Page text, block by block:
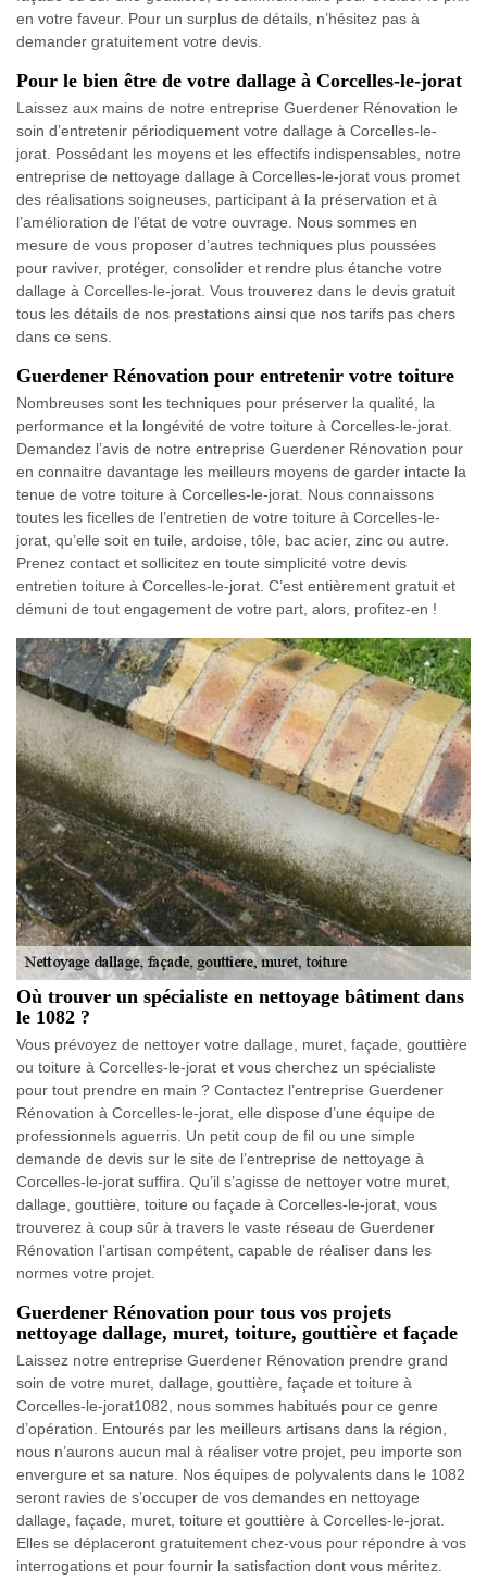
en votre faveur. Pour un surplus de détails, n’hésitez pas à
demander gratuitement votre devis.
Pour le bien être de votre dallage à Corcelles-le-jorat
Laissez aux mains de notre entreprise Guerdener Rénovation le
soin d’entretenir périodiquement votre dallage à Corcelles-le-
jorat. Possédant les moyens et les effectifs indispensables, notre
entreprise de nettoyage dallage à Corcelles-le-jorat vous promet
des réalisations soigneuses, participant à la préservation et à
l’amélioration de l’état de votre ouvrage. Nous sommes en
mesure de vous proposer d’autres techniques plus poussées
pour raviver, protéger, consolider et rendre plus étanche votre
dallage à Corcelles-le-jorat. Vous trouverez dans le devis gratuit
tous les détails de nos prestations ainsi que nos tarifs pas chers
dans ce sens.
Guerdener Rénovation pour entretenir votre toiture
Nombreuses sont les techniques pour préserver la qualité, la
performance et la longévité de votre toiture à Corcelles-le-jorat.
Demandez l’avis de notre entreprise Guerdener Rénovation pour
en connaitre davantage les meilleurs moyens de garder intacte la
tenue de votre toiture à Corcelles-le-jorat. Nous connaissons
toutes les ficelles de l’entretien de votre toiture à Corcelles-le-
jorat, qu’elle soit en tuile, ardoise, tôle, bac acier, zinc ou autre.
Prenez contact et sollicitez en toute simplicité votre devis
entretien toiture à Corcelles-le-jorat. C’est entièrement gratuit et
démuni de tout engagement de votre part, alors, profitez-en !
Où trouver un spécialiste en nettoyage bâtiment dans
le 1082 ?
Vous prévoyez de nettoyer votre dallage, muret, façade, gouttière
ou toiture à Corcelles-le-jorat et vous cherchez un spécialiste
pour tout prendre en main ? Contactez l’entreprise Guerdener
Rénovation à Corcelles-le-jorat, elle dispose d’une équipe de
professionnels aguerris. Un petit coup de fil ou une simple
demande de devis sur le site de l’entreprise de nettoyage à
Corcelles-le-jorat suffira. Qu’il s’agisse de nettoyer votre muret,
dallage, gouttière, toiture ou façade à Corcelles-le-jorat, vous
trouverez à coup sûr à travers le vaste réseau de Guerdener
Rénovation l’artisan compétent, capable de réaliser dans les
normes votre projet.
Guerdener Rénovation pour tous vos projets
nettoyage dallage, muret, toiture, gouttière et façade
Laissez notre entreprise Guerdener Rénovation prendre grand
soin de votre muret, dallage, gouttière, façade et toiture à
Corcelles-le-jorat1082, nous sommes habitués pour ce genre
d’opération. Entourés par les meilleurs artisans dans la région,
nous n’aurons aucun mal à réaliser votre projet, peu importe son
envergure et sa nature. Nos équipes de polyvalents dans le 1082
seront ravies de s’occuper de vos demandes en nettoyage
dallage, façade, muret, toiture et gouttière à Corcelles-le-jorat.
Elles se déplaceront gratuitement chez-vous pour répondre à vos
interrogations et pour fournir la satisfaction dont vous méritez.